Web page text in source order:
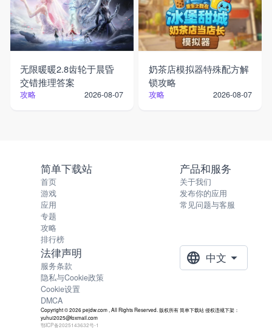
无限暖暖2.8齿轮于晨昏
交错推理答案
攻略 2026-08-07
奶茶店模拟器特殊配方解
锁攻略
攻略 2026-08-07
简单下载站
首页
游戏
应用
专题
攻略
排行榜
产品和服务
关于我们
发布你的应用
常见问题与客服
法律声明
服务条款
隐私与Cookie政策
Cookie设置
DMCA
中文
Copyright © 2026 pejdw.com , All Rights Reserved. 版权所有 简单下载站 侵权违规下架：
yuhui2025@foxmail.com
鄂ICP备2025143632号-1